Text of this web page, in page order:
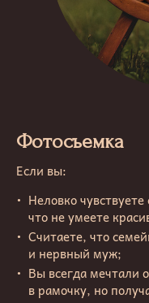
Фотосъемка
Если вы:
Неловко
что не умеете
Считаете, что
и нервный муж;
Вы всегда мечтали
в рамочку, но